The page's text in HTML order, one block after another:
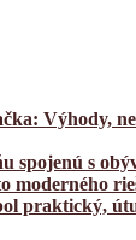
Výhody,
spojenú s
moderného
praktický,